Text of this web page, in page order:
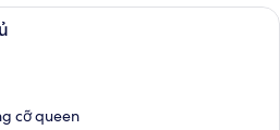
Gác Premium, 1 phòng ngủ | Bộ đồ
cỡ queen